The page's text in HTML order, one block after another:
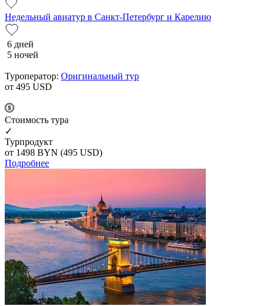
Недельный авиатур в Санкт-Петербург и Карелию
6 дней
5 ночей
Туроператор: Оригинальный тур
от 495 USD
Cтоимость тура
✓
Турпродукт
от 1498 BYN (495 USD)
Подробнее